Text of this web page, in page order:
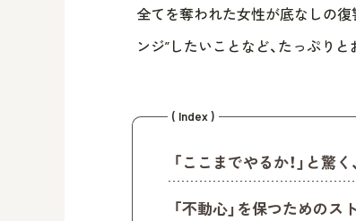
全てを奪われた女性が底なしの復
ンジ”したいことなど、たっぷりと
( Index )
「ここまでやるか！」と驚
「不動心」を保つためのス